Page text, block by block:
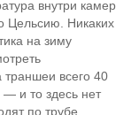
внутри камер
Цельсию. Никаких
на зиму
траншеи всего 40
и то здесь нет
по трубе